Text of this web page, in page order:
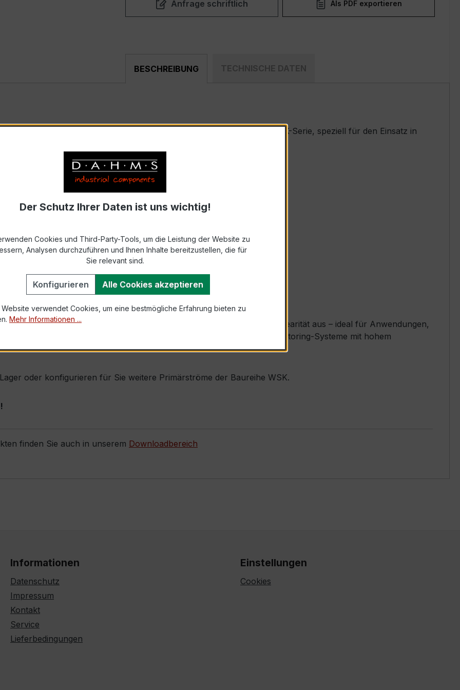
Anfrage schriftlich Als PDF exportieren
BESCHREIBUNG TECHNISCHE DATEN
Niederspannungs-Wickelstromwandler der bewährten WSK-Serie, speziell für den Einsatz in
Mess- und Überwachungssystemen entwickelt.
40 A, Sekundärnennstrom 1 A)
bzw. DIN EN 61869-2)
× Ipr (Dauerstrom 1 × Primärnennstrom)
seine sehr kompakte Bauform, hohe Zuverlässigkeit und exzellente Linearität aus – ideal für Anwendungen,
gefordert wird (z. B. kleinere Verteiler, Messplätze, Energie-Monitoring-Systeme mit hohem
oder konfigurieren für Sie weitere Primärströme der Baureihe WSK.
finden Sie auch in unserem Downloadbereich
Informationen
Datenschutz
Impressum
Kontakt
Service
Lieferbedingungen
Einstellungen
Cookies
Der Schutz Ihrer Daten ist uns wichtig!
Cookies und Third-Party-Tools, um die Leistung der Website zu
Analysen durchzuführen und Ihnen Inhalte bereitzustellen, die für
Sie relevant sind.
Konfigurieren Alle Cookies akzeptieren
Website verwendet Cookies, um eine bestmögliche Erfahrung bieten zu
Mehr Informationen ...